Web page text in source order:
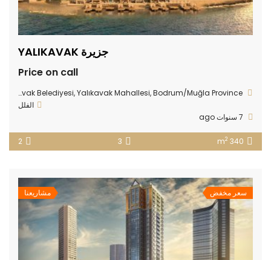
جزيرة YALIKAVAK
Price on call
47FW+CH Yalıkavak Belediyesi, Yalıkavak Mahallesi, Bodrum/Muğla Province
الفلل
340 m
2
3
2
سعر مخفض مشاريعنا